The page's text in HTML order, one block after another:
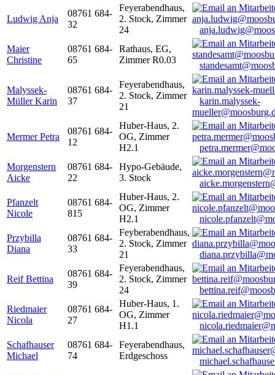
Ludwig Anja
08761 684-
32
Feyerabendhaus,
2. Stock, Zimmer
24
Maier
Christine
08761 684-
65
Rathaus, EG,
Zimmer R0.03
Malyssek-
Müller Karin
08761 684-
37
Feyerabendhaus,
2. Stock, Zimmer
21
karin.malyssek-
Mermer Petra
08761 684-
12
Huber-Haus, 2.
OG, Zimmer
H2.1
Morgenstern
Aicke
08761 684-
22
Hypo-Gebäude,
3. Stock
Pfanzelt
Nicole
08761 684-
815
Huber-Haus, 2.
OG, Zimmer
H2.1
Przybilla
Diana
08761 684-
33
Feyberabendhaus,
2. Stock, Zimmer
21
Reif Bettina
08761 684-
39
Feyerabendhaus,
2. Stock, Zimmer
24
Riedmaier
Nicola
08761 684-
27
Huber-Haus, 1.
OG, Zimmer
H1.1
Schafhauser
Michael
08761 684-
74
Feyerabendhaus,
Erdgeschoss